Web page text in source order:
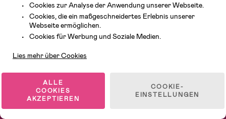
Steckenpferde
70,99 €
UVP: 83,99 €
36,99 €
UVP: 39,99 €
1 /
Cookies zur Analyse der Anwendung unserer Webseite.
Cookies, die ein maßgeschneidertes Erlebnis unserer
Webseite ermöglichen.
Cookies für Werbung und Soziale Medien.
Lies mehr über Cookies
ALLE
COOKIES
AKZEPTIEREN
COOKIE-
EINSTELLUNGEN